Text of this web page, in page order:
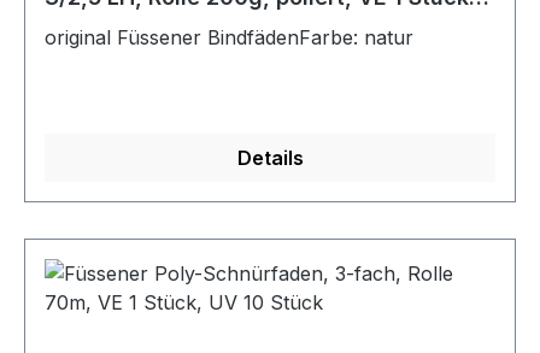
UV 10 Stück
original Füssener BindfädenFarbe: natur
Details